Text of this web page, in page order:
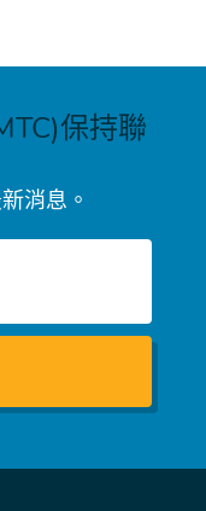
保持聯
消息。